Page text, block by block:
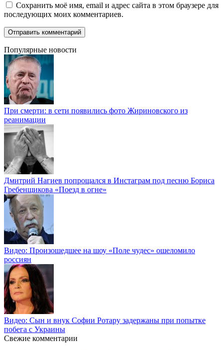
Сохранить моё имя, email и адрес сайта в этом браузере для
последующих моих комментариев.
Популярные новости
При смерти: в сети появились фото Жириновского из
реанимации
Дмитрий Нагиев попрощался в Инстаграм под песню Бориса
Гребенщикова «Поезд в огне»
Видео: Произошедшее на шоу «Поле чудес» ошеломило
россиян
Видео: Сын и внук Софии Ротару задержаны при попытке
побега с Украины
Свежие комментарии